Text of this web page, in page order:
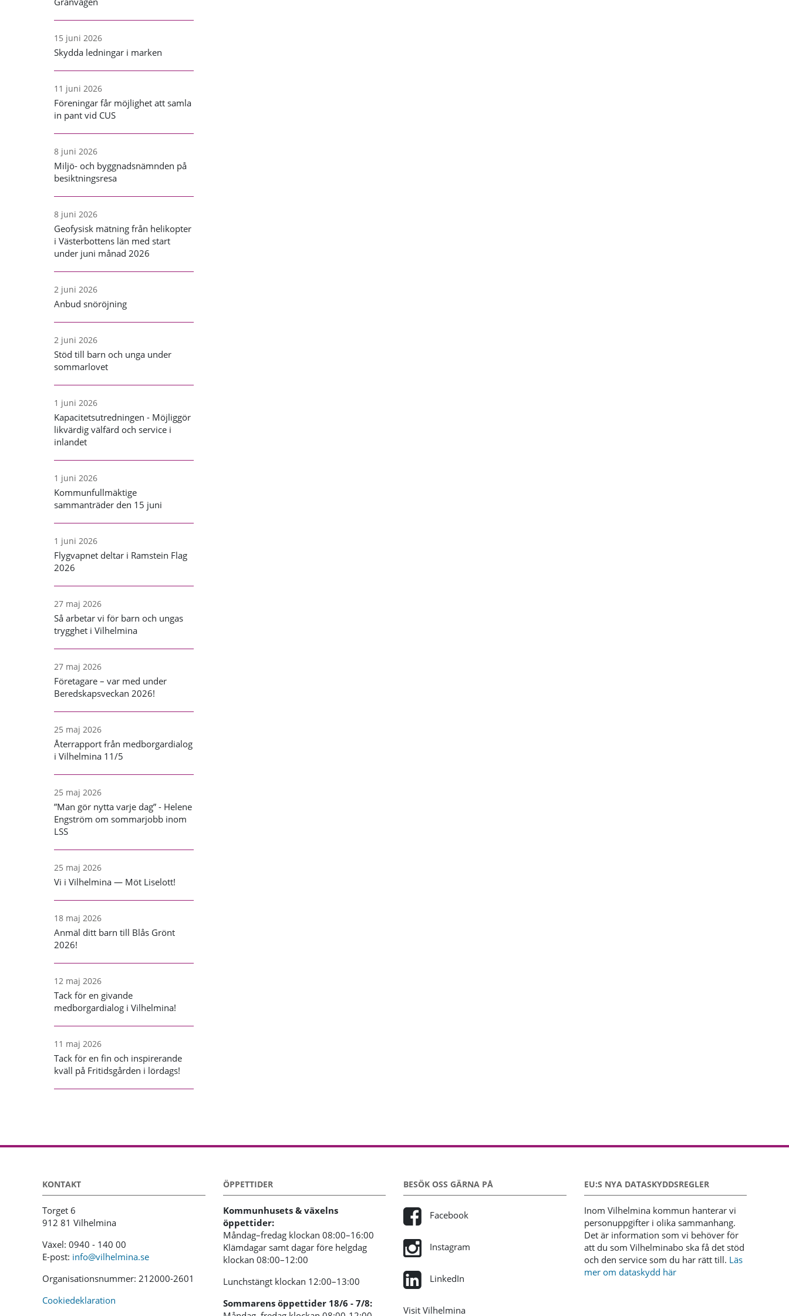
15 juni 2026
Skydda ledningar i marken
11 juni 2026
Föreningar får möjlighet att samla
in pant vid CUS
8 juni 2026
Miljö- och byggnadsnämnden på
besiktningsresa
8 juni 2026
Geofysisk mätning från helikopter
i Västerbottens län med start
under juni månad 2026
2 juni 2026
Anbud snöröjning
2 juni 2026
Stöd till barn och unga under
sommarlovet
1 juni 2026
Kapacitetsutredningen - Möjliggör
likvärdig välfärd och service i
inlandet
1 juni 2026
Kommunfullmäktige
sammanträder den 15 juni
1 juni 2026
Flygvapnet deltar i Ramstein Flag
2026
27 maj 2026
Så arbetar vi för barn och ungas
trygghet i Vilhelmina
27 maj 2026
Företagare – var med under
Beredskapsveckan 2026!
25 maj 2026
Återrapport från medborgardialog
i Vilhelmina 11/5
25 maj 2026
”Man gör nytta varje dag” - Helene
Engström om sommarjobb inom
LSS
25 maj 2026
Vi i Vilhelmina — Möt Liselott!
18 maj 2026
Anmäl ditt barn till Blås Grönt
2026!
12 maj 2026
Tack för en givande
medborgardialog i Vilhelmina!
11 maj 2026
Tack för en fin och inspirerande
kväll på Fritidsgården i lördags!
KONTAKT
Torget 6
912 81 Vilhelmina
Växel: 0940 - 140 00
E-post: info@vilhelmina.se
Organisationsnummer: 212000-2601
Cookiedeklaration
ÖPPETTIDER
Kommunhusets & växelns
öppettider:
Måndag–fredag klockan 08:00–16:00
Klämdagar samt dagar före helgdag
klockan 08:00–12:00
Lunchstängt klockan 12:00–13:00
Sommarens öppettider 18/6 - 7/8:
BESÖK OSS GÄRNA PÅ
Facebook
Instagram
LinkedIn
Visit Vilhelmina
EU:S NYA DATASKYDDSREGLER
Inom Vilhelmina kommun hanterar vi
personuppgifter i olika sammanhang.
Det är information som vi behöver för
att du som Vilhelminabo ska få det stöd
och den service som du har rätt till. Läs
mer om dataskydd här